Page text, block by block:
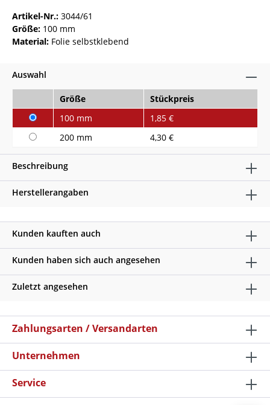
Artikel-Nr.: 3044/61
Größe: 100 mm
Material: Folie selbstklebend
Auswahl
Größe
Stückpreis
100 mm
1,85 €
200 mm
4,30 €
Beschreibung
Herstellerangaben
Kunden kauften auch
Kunden haben sich auch angesehen
Zuletzt angesehen
Zahlungsarten / Versandarten
Unternehmen
Service